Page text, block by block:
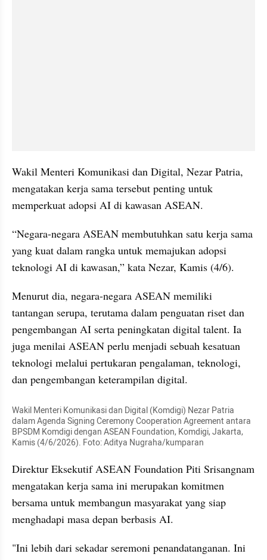
Wakil Menteri Komunikasi dan Digital, Nezar Patria,
mengatakan kerja sama tersebut penting untuk
memperkuat adopsi AI di kawasan ASEAN.
“Negara-negara ASEAN membutuhkan satu kerja sama
yang kuat dalam rangka untuk memajukan adopsi
teknologi AI di kawasan,” kata Nezar, Kamis (4/6).
Menurut dia, negara-negara ASEAN memiliki
tantangan serupa, terutama dalam penguatan riset dan
pengembangan AI serta peningkatan digital talent. Ia
juga menilai ASEAN perlu menjadi sebuah kesatuan
teknologi melalui pertukaran pengalaman, teknologi,
dan pengembangan keterampilan digital.
Wakil Menteri Komunikasi dan Digital (Komdigi) Nezar Patria
dalam Agenda Signing Ceremony Cooperation Agreement antara
BPSDM Komdigi dengan ASEAN Foundation, Komdigi, Jakarta,
Kamis (4/6/2026). Foto: Aditya Nugraha/kumparan
Direktur Eksekutif ASEAN Foundation Piti Srisangnam
mengatakan kerja sama ini merupakan komitmen
bersama untuk membangun masyarakat yang siap
menghadapi masa depan berbasis AI.
"Ini lebih dari sekadar seremoni penandatanganan. Ini